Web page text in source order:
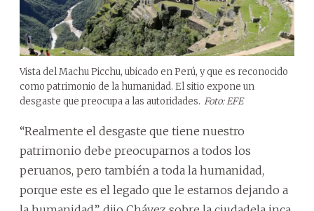
Vista del Machu Picchu, ubicado en Perú, y que es reconocido
como patrimonio de la humanidad. El sitio expone un
desgaste que preocupa a las autoridades. Foto: EFE
“Realmente el desgaste que tiene nuestro
patrimonio debe preocuparnos a todos los
peruanos, pero también a toda la humanidad,
porque este es el legado que le estamos dejando a